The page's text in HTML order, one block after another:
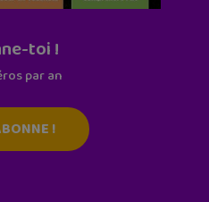
toi !
par an
!